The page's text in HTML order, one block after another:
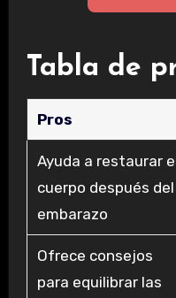
Tabla de
Pros
Ayuda a restaurar
cuerpo después del
embarazo
Ofrece consejos
para equilibrar las